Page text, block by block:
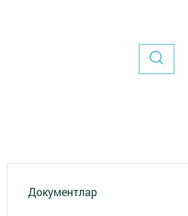
Документлар